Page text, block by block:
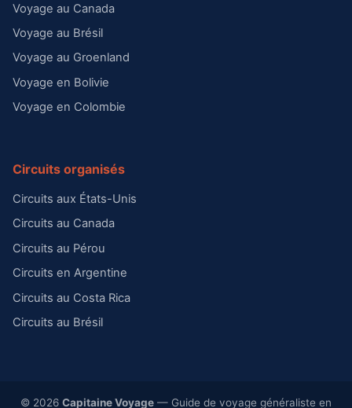
Voyage au Canada
Voyage au Brésil
Voyage au Groenland
Voyage en Bolivie
Voyage en Colombie
Circuits organisés
Circuits aux États-Unis
Circuits au Canada
Circuits au Pérou
Circuits en Argentine
Circuits au Costa Rica
Circuits au Brésil
© 2026 Capitaine Voyage — Guide de voyage généraliste en